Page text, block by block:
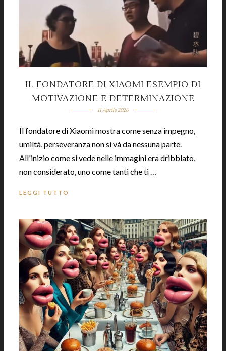
IL FONDATORE DI XIAOMI ESEMPIO DI
MOTIVAZIONE E DETERMINAZIONE
11 Aprile 2026
Il fondatore di Xiaomi mostra come senza impegno,
umiltà, perseveranza non si và da nessuna parte.
All'inizio come si vede nelle immagini era dribblato,
non considerato, uno come tanti che ti …
LEGGI TUTTO